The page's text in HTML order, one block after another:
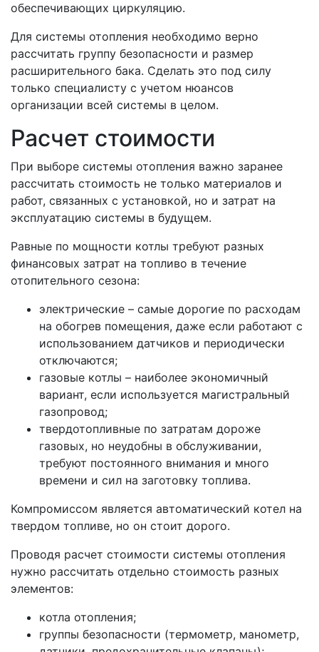
обеспечивающих циркуляцию.
Для системы отопления необходимо верно
рассчитать группу безопасности и размер
расширительного бака. Сделать это под силу
только специалисту с учетом нюансов
организации всей системы в целом.
Расчет стоимости
При выборе системы отопления важно заранее
рассчитать стоимость не только материалов и
работ, связанных с установкой, но и затрат на
эксплуатацию системы в будущем.
Равные по мощности котлы требуют разных
финансовых затрат на топливо в течение
отопительного сезона:
электрические – самые дорогие по расходам
на обогрев помещения, даже если работают с
использованием датчиков и периодически
отключаются;
газовые котлы – наиболее экономичный
вариант, если используется магистральный
газопровод;
твердотопливные по затратам дороже
газовых, но неудобны в обслуживании,
требуют постоянного внимания и много
времени и сил на заготовку топлива.
Компромиссом является автоматический котел на
твердом топливе, но он стоит дорого.
Проводя расчет стоимости системы отопления
нужно рассчитать отдельно стоимость разных
элементов:
котла отопления;
группы безопасности (термометр, манометр,